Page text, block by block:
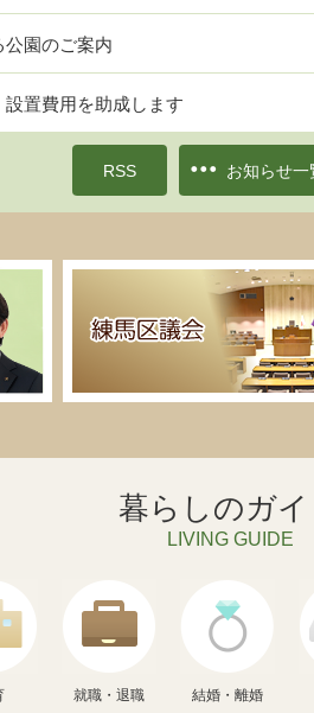
公園のご案内
設置費用を助成します
RSS お知らせ一
暮らしのガイ
LIVING GUIDE
就職・退職 結婚・離婚